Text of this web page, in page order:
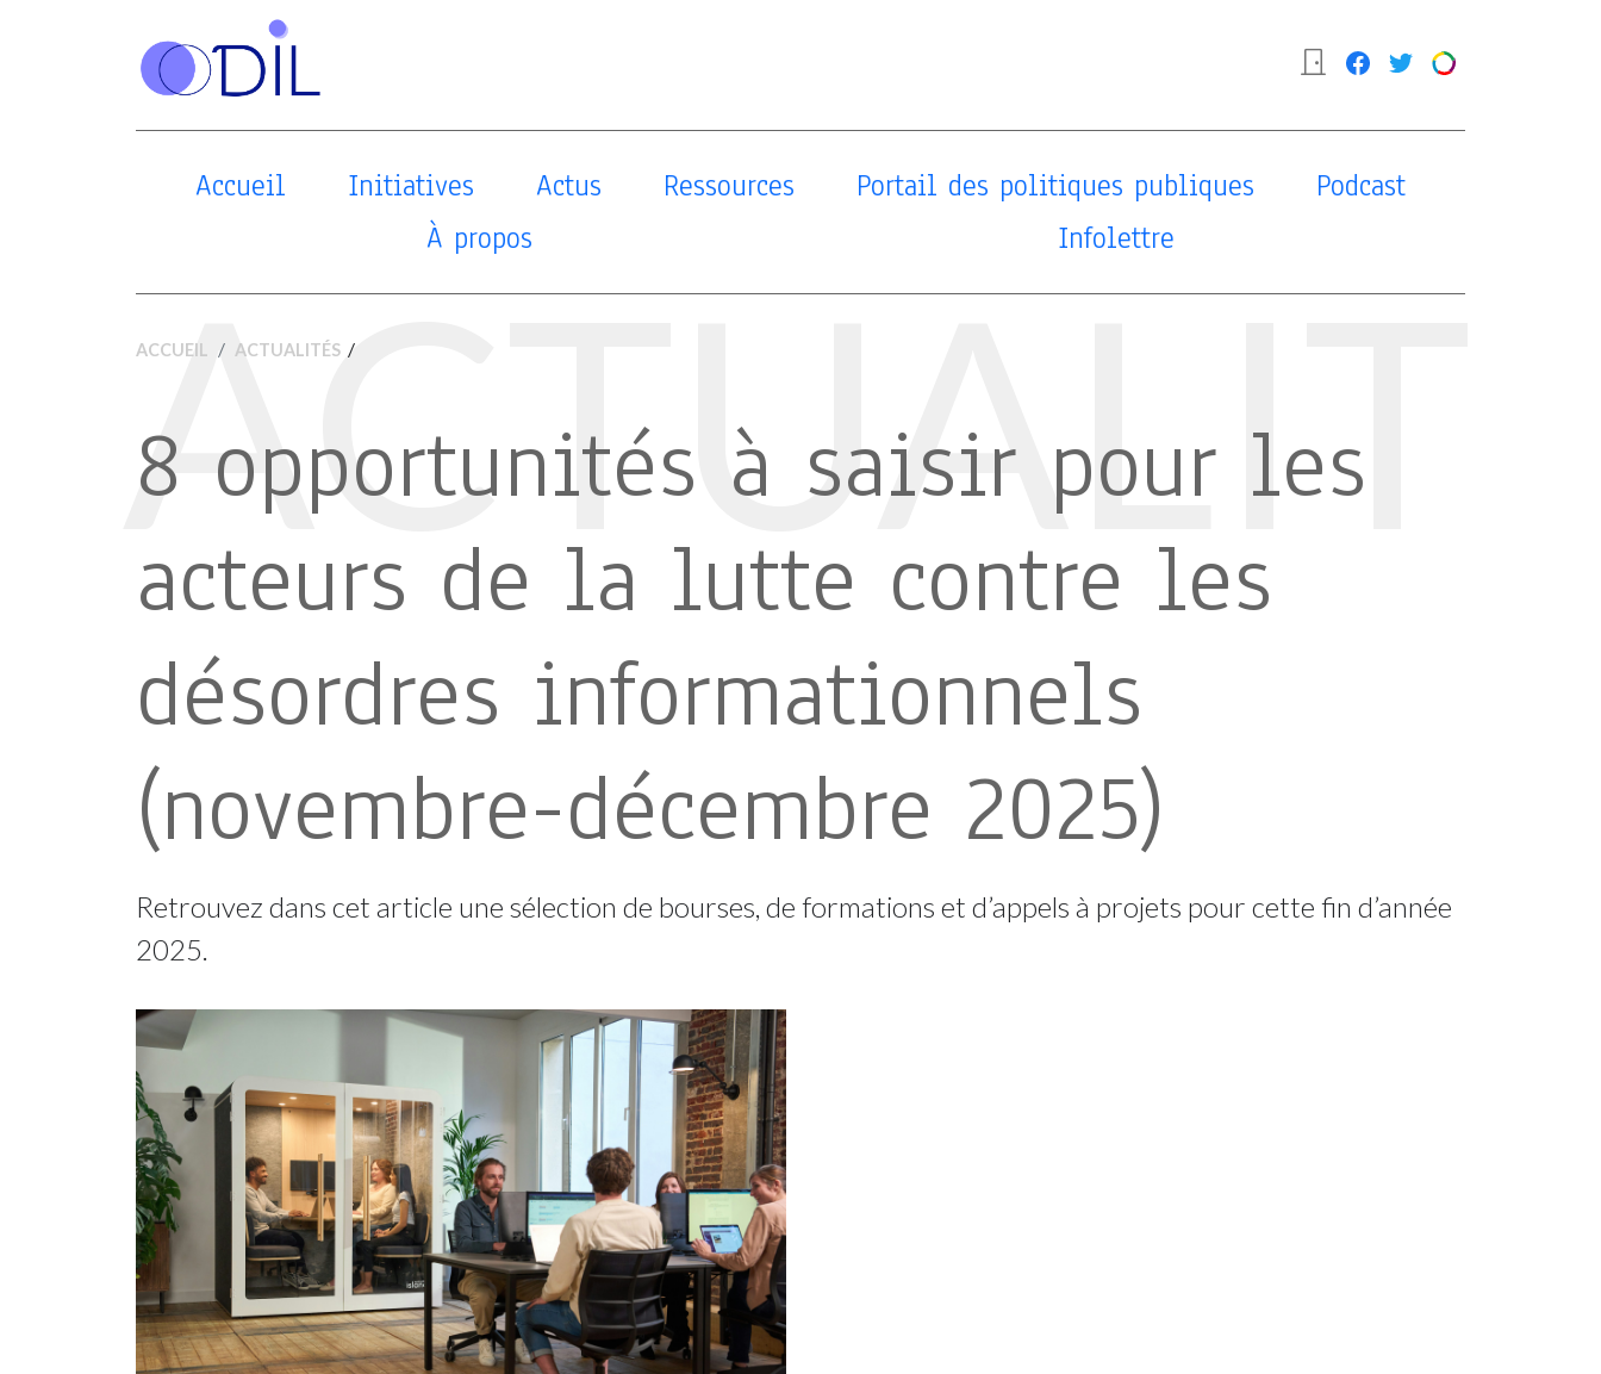
Accueil Initiatives Actus Ressources Portail des politiques publiques
Podcast
À propos
Infolettre
ACCUEIL ACTUALITÉS /
8 opportunités à saisir pour les
acteurs de la lutte contre les
désordres informationnels
(novembre-décembre 2025)
Retrouvez dans cet article une sélection de bourses, de formations et d’appels à projets pour cette fin d’année
2025.